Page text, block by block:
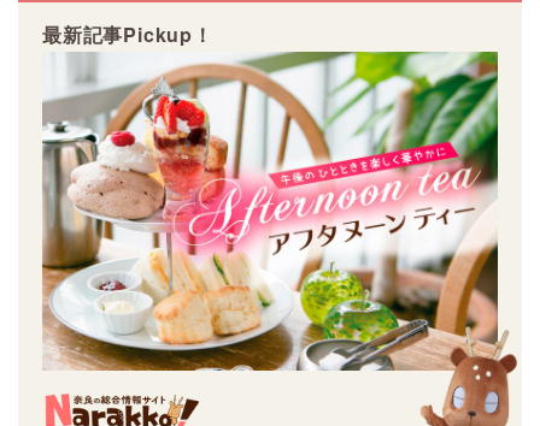
最新記事Pickup！